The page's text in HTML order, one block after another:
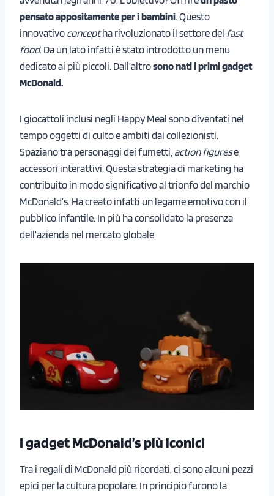
pensato appositamente per i bambini. Questo
innovativo conceptha rivoluzionato il settore del fast
food. Da un lato infatti è stato introdotto un menu
dedicato ai più piccoli. Dall’altrosono nati i primi gadget
McDonald.
I giocattoli inclusi negli Happy Meal sono diventati nel
tempo oggetti di culto e ambiti dai collezionisti.
Spaziano tra personaggi dei fumetti, action figurese
accessori interattivi. Questa strategia di marketing ha
contribuito in modo significativo al trionfo del marchio
McDonald’s. Ha creato infatti un legame emotivo con il
pubblico infantile. In più ha consolidato la presenza
dell’azienda nel mercato globale.
I gadget McDonald’s più iconici
Tra i regali di McDonald più ricordati, ci sono alcuni pezzi
epici per la cultura popolare. In principio furono la